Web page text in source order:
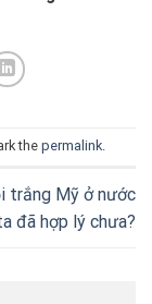
the permalink.
trắng Mỹ ở nước
đã hợp lý chưa?